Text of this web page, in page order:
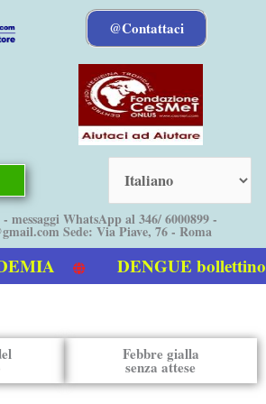
@Contattaci
- messaggi WhatsApp al 346/ 6000899 -
Sede: Via Piave, 76 - Roma
DENGUE bollettino Italia –
Febbre gialla
senza attese